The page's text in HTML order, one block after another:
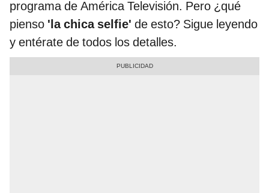
programa de América Televisión. Pero ¿qué
pienso 'la chica selfie' de esto? Sigue leyendo
y entérate de todos los detalles.